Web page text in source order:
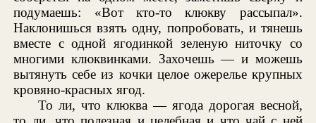
подумаешь: «Вот кто-то клюкву рассыпал».
Наклонишься взять одну, попробовать, и тянешь
вместе с одной ягодинкой зеленую ниточку со
многими клюквинками. Захочешь — и можешь
вытянуть себе из кочки целое ожерелье крупных
кровяно-красных ягод.
То ли, что клюква — ягода дорогая весной,